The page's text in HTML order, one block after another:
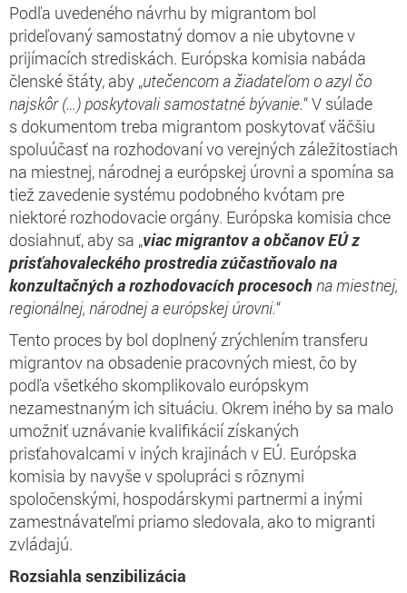
Podľa uvedeného návrhu by migrantom bol
prideľovaný samostatný domov a nie ubytovne v
prijímacích strediskách. Európska komisia nabáda
členské štáty, aby „utečencom a žiadateľom o azyl čo
najskôr (…) poskytovali samostatné bývanie.“ V súlade
s dokumentom treba migrantom poskytovať väčšiu
spoluúčasť na rozhodovaní vo verejných záležitostiach
na miestnej, národnej a európskej úrovni a spomína sa
tiež zavedenie systému podobného kvótam pre
niektoré rozhodovacie orgány. Európska komisia chce
dosiahnuť, aby sa „viac migrantov a občanov EÚ z
prisťahovaleckého prostredia zúčastňovalo na
konzultačných a rozhodovacích procesochna miestnej,
regionálnej, národnej a európskej úrovni.“
Tento proces by bol doplnený zrýchlením transferu
migrantov na obsadenie pracovných miest, čo by
podľa všetkého skomplikovalo európskym
nezamestnaným ich situáciu. Okrem iného by sa malo
umožniť uznávanie kvalifikácií získaných
prisťahovalcami v iných krajinách v EÚ. Európska
komisia by navyše v spolupráci s rôznymi
spoločenskými, hospodárskymi partnermi a inými
zamestnávateľmi priamo sledovala, ako to migranti
zvládajú.
Rozsiahla senzibilizácia